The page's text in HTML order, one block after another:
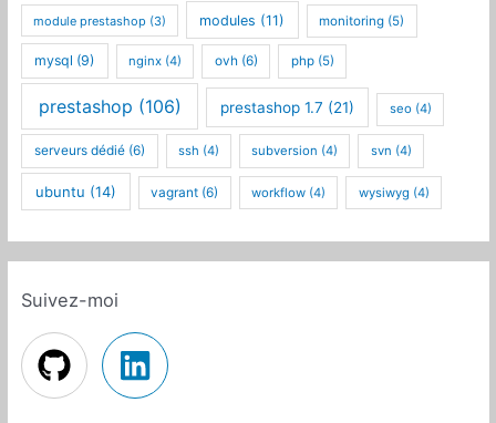
module prestashop (3) modules (11) monitoring (5)
mysql (9) nginx(4) ovh (6) php(5)
prestashop (106) prestashop 1.7 (21) seo(4)
serveurs dédié(6) ssh (4) subversion (4) svn (4)
ubuntu (14) vagrant (6) workflow (4) wysiwyg (4)
Suivez-moi